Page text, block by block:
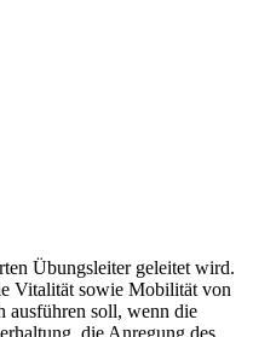
Übungsleiter geleitet wird.
Vitalität sowie Mobilität von
ausführen soll, wenn die
die Anregung des